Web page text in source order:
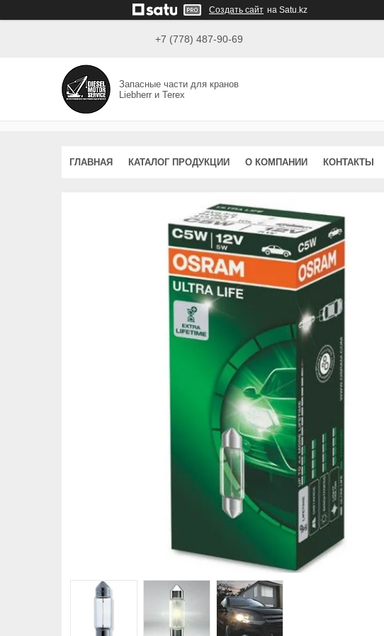
Создать сайт на Satu.kz
+7 (778) 487-90-69
Запасные части для кранов
Liebherr и Terex
ГЛАВНАЯ КАТАЛОГ ПРОДУКЦИИ О КОМПАНИИ КОНТАКТЫ